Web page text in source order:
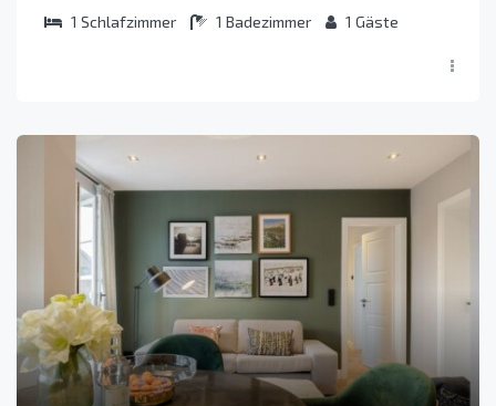
1 Schlafzimmer 1 Badezimmer 1 Gäste